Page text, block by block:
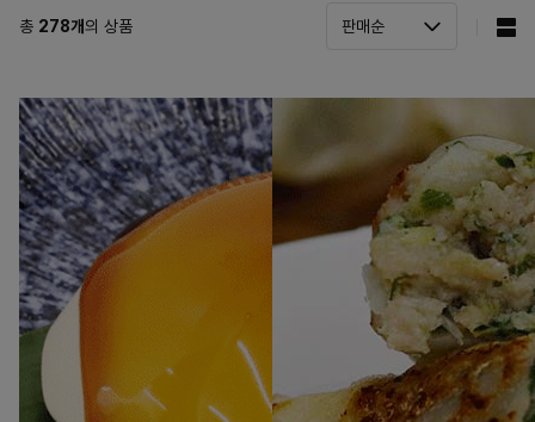
총 278개의 상품